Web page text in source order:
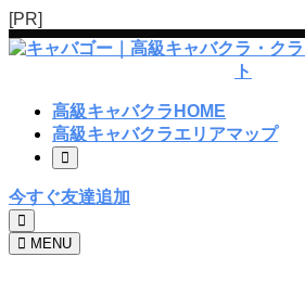
[PR]
高級キャバクラHOME
高級キャバクラエリアマップ
今すぐ友達追加
MENU